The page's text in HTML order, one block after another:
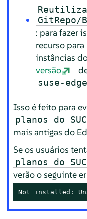
GitRepo/
: para fazer
recurso
instâncias
versão
suse-
Isso é feito para
planos do SUC
mais antigas do
Se os usuários
planos do SUC
verão o seguinte
Not installed: